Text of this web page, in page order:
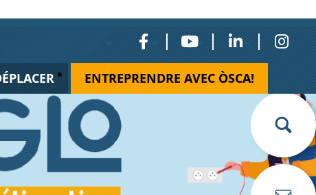
ENTREPRENDRE AVEC ÒSCA!